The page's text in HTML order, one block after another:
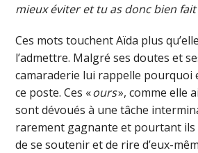
mieux éviter et tu as donc bien
Ces mots touchent Aïda plus
l’admettre. Malgré ses doutes et
camaraderie lui rappelle pourquoi
ce poste. Ces «ours», comme elle
sont dévoués à une tâche
rarement gagnante et pourtant
de se soutenir et de rire d’eux-